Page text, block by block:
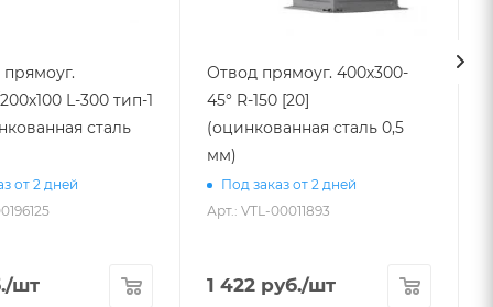
L-300 тип-1
сталь
от 2 дней
/шт
Отвод прямоуг. 400х300-
45° R-150 [20]
(оцинкованная сталь 0,5
мм)
Под заказ от 2 дней
Арт.: VTL-00011893
1 422 руб./шт